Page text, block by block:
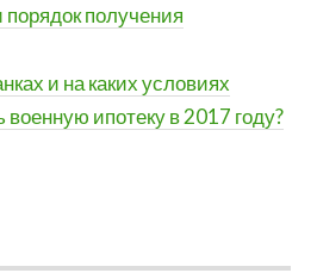
порядок получения
и на каких условиях
ипотеку в 2017 году?